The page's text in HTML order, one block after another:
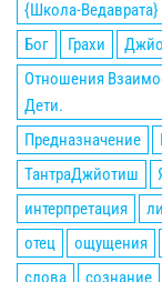
{Школа-Ведаврата}
Бог
Грахи
Отношения
Дети.
Предназначение
ТантраДжйотиш
интерпретация
отец
ощущения
слова
сознание